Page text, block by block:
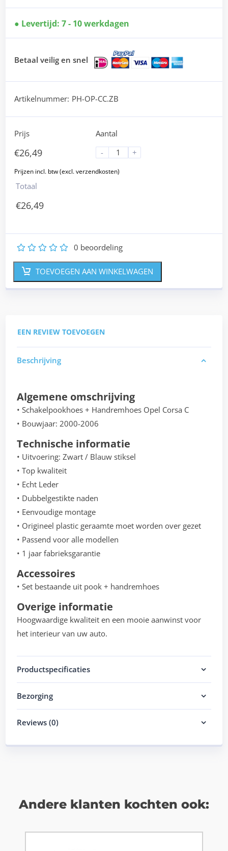
Levertijd: 7 - 10 werkdagen
Betaal veilig en snel
Artikelnummer: PH-OP-CC.ZB
Prijs
€26,49
Aantal
-
+
Totaal
€26,49
5
4
3
2 0 beoordeling
TOEVOEGEN AAN WINKELWAGEN
EEN REVIEW TOEVOEGEN
Beschrijving
Algemene omschrijving
• Schakelpookhoes + Handremhoes Opel Corsa C
• Bouwjaar: 2000-2006
Technische informatie
• Uitvoering: Zwart / Blauw stiksel
• Top kwaliteit
• Echt Leder
• Dubbelgestikte naden
• Eenvoudige montage
• Origineel plastic geraamte moet worden over gezet
• Passend voor alle modellen
• 1 jaar fabrieksgarantie
Accessoires
• Set bestaande uit pook + handremhoes
Overige informatie
Hoogwaardige kwaliteit en een mooie aanwinst voor
het interieur van uw auto.
Productspecificaties
Bezorging
Reviews (0)
Andere klanten kochten ook: